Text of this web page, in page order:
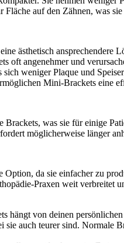
auf den Zähnen, was
ästhetisch ansprechendere
oft angenehmer und
sich weniger Plaque und
Mini-Brackets eine
was sie für einige
möglicherweise länger
da sie einfacher zu
Praxen weit verbreitet
hängt von deinen
auch teurer sind. Normale